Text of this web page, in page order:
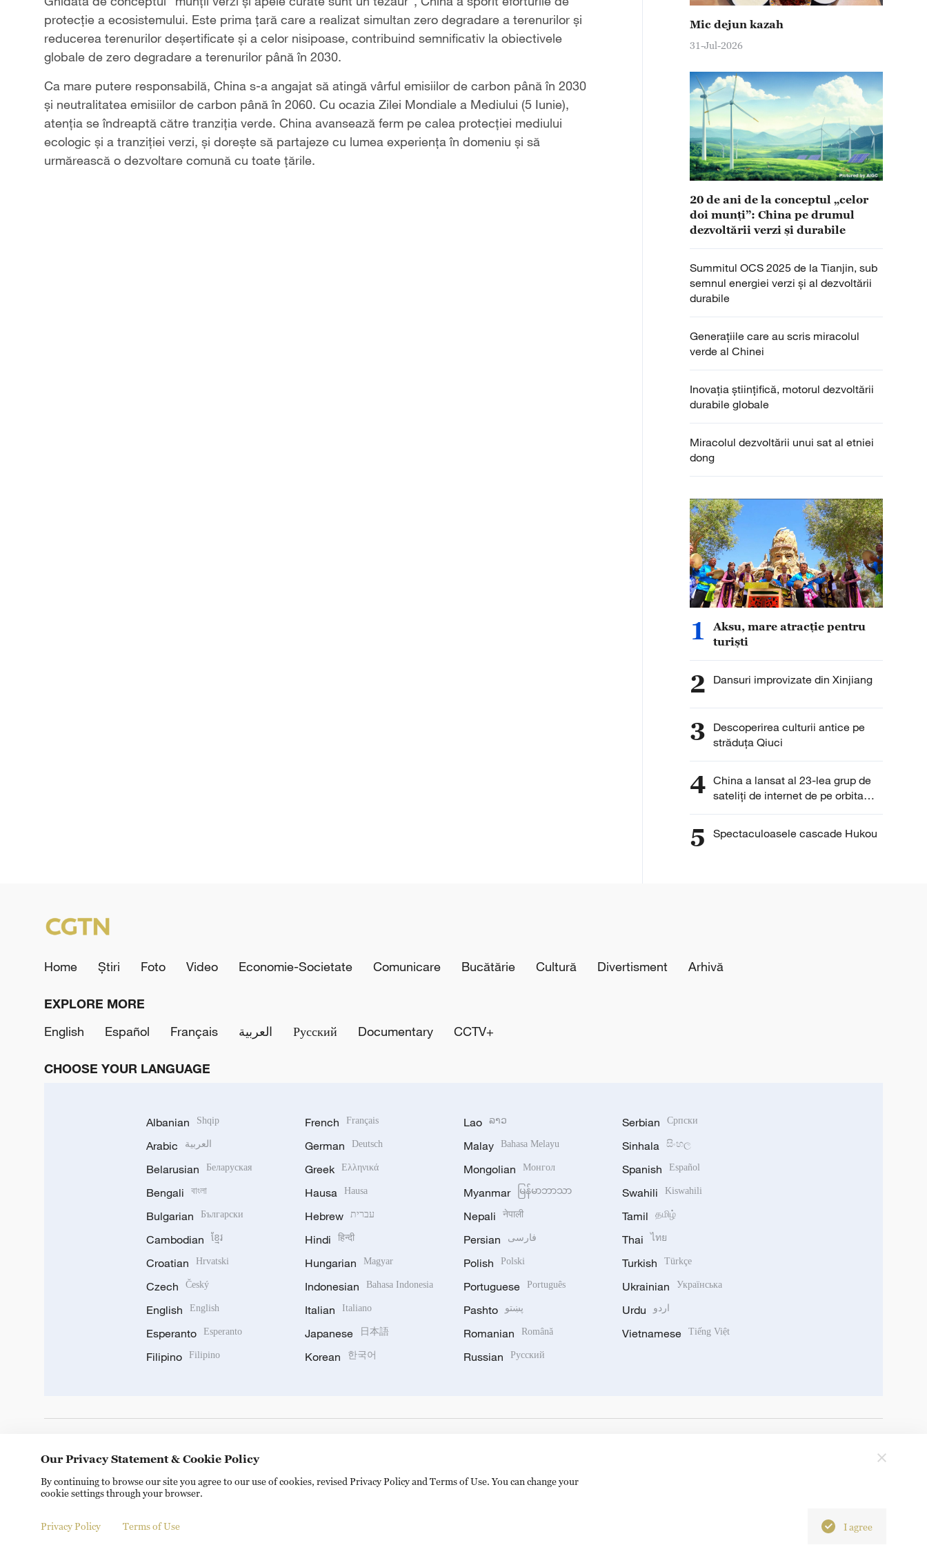
protecție a ecosistemului. Este prima țară care a realizat simultan zero degradare a terenurilor și
reducerea terenurilor deșertificate și a celor nisipoase, contribuind semnificativ la obiectivele
globale de zero degradare a terenurilor până în 2030.
Ca mare putere responsabilă, China s-a angajat să atingă vârful emisiilor de carbon până în 2030
și neutralitatea emisiilor de carbon până în 2060. Cu ocazia Zilei Mondiale a Mediului (5 Iunie),
atenția se îndreaptă către tranziția verde. China avansează ferm pe calea protecției mediului
ecologic și a tranziției verzi, și dorește să partajeze cu lumea experiența în domeniu și să
urmărească o dezvoltare comună cu toate țările.
Mic dejun kazah
31-Jul-2026
20 de ani de la conceptul „celor
doi munți”: China pe drumul
dezvoltării verzi și durabile
Summitul OCS 2025 de la Tianjin, sub
semnul energiei verzi și al dezvoltării
durabile
Generațiile care au scris miracolul
verde al Chinei
Inovația științifică, motorul dezvoltării
durabile globale
Miracolul dezvoltării unui sat al etniei
dong
1
Aksu, mare atracție pentru
turiști
2 Dansuri improvizate din Xinjiang
3
Descoperirea culturii antice pe
străduța Qiuci
4 China a lansat al 23-lea grup de
sateliți de internet de pe orbita
joasă
5 Spectaculoasele cascade Hukou
Home Știri Foto Video Economie-Societate Comunicare Bucătărie Cultură Divertisment Arhivă
EXPLORE MORE
English
Español Français العربية Русский Documentary CCTV+
CHOOSE YOUR LANGUAGE
Albanian Shqip
Arabic العربية
Belarusian Беларуская
Bengali বাংলা
Bulgarian Български
Cambodian ខ្មែរ
Croatian Hrvatski
Czech Český
English English
Esperanto Esperanto
Filipino Filipino
French Français
German Deutsch
Greek Ελληνικά
Hausa Hausa
Hebrew עברית
Hindi हिन्दी
Hungarian Magyar
Indonesian Bahasa Indonesia
Italian Italiano
Japanese 日本語
Korean 한국어
Lao ລາວ
Malay Bahasa Melayu
Mongolian Монгол
Myanmar မြန်မာဘာသာ
Nepali नेपाली
Persian فارسی
Polish Polski
Portuguese Português
Pashto پښتو
Romanian Română
Russian Русский
Serbian Српски
Sinhala සිංහල
Spanish Español
Swahili Kiswahili
Tamil தமிழ்
Thai ไทย
Turkish Türkçe
Ukrainian Українська
Urdu اردو
Vietnamese Tiếng Việt
Copyright © 2024 CGTN. 京ICP备20000184号
Our Privacy Statement & Cookie Policy
By continuing to browse our site you agree to our use of cookies, revised Privacy Policy and Terms of Use. You can change your
cookie settings through your browser.
Privacy Policy Terms of Use I agree